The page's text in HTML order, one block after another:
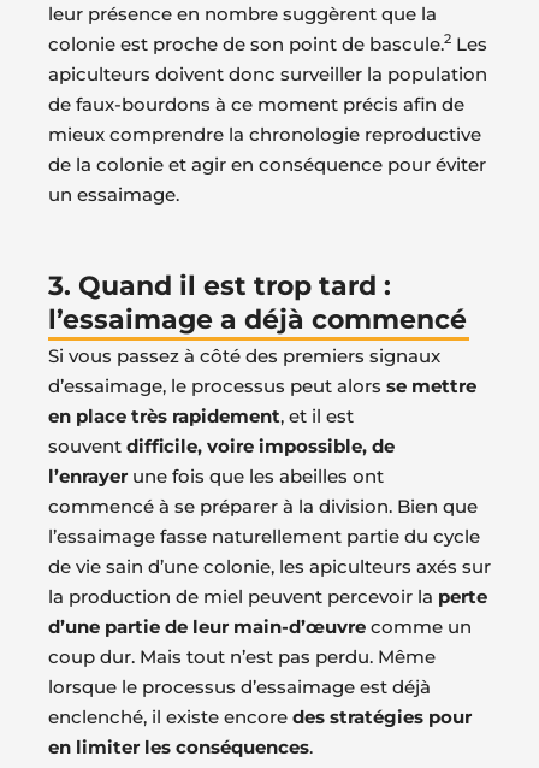
leur présence en nombre suggèrent que la
colonie est proche de son point de bascule.2 Les
apiculteurs doivent donc surveiller la population
de faux-bourdons à ce moment précis afin de
mieux comprendre la chronologie reproductive
de la colonie et agir en conséquence pour éviter
un essaimage.
3. Quand il est trop tard :
l’essaimage a déjà commencé
Si vous passez à côté des premiers signaux
d’essaimage, le processus peut alors se mettre
en place très rapidement, et il est
souvent difficile, voire impossible, de
l’enrayer une fois que les abeilles ont
commencé à se préparer à la division. Bien que
l’essaimage fasse naturellement partie du cycle
de vie sain d’une colonie, les apiculteurs axés sur
la production de miel peuvent percevoir la perte
d’une partie de leur main-d’œuvre comme un
coup dur. Mais tout n’est pas perdu. Même
lorsque le processus d’essaimage est déjà
enclenché, il existe encore des stratégies pour
en limiter les conséquences.